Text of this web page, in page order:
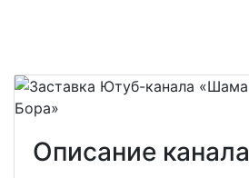
Описание канала